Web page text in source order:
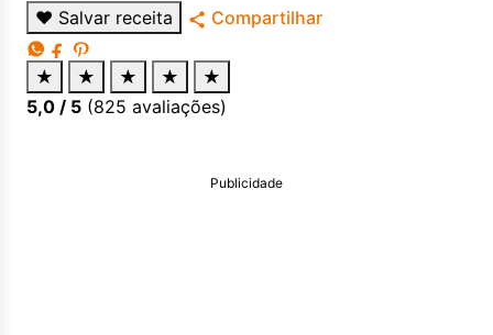
♥ Salvar receita Compartilhar
★ ★ ★ ★
★
5,0 / 5 (825 avaliações)
Publicidade